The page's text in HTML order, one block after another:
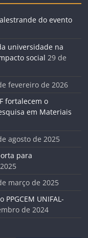
do evento
universidade na
social 29 de
fevereiro de 2026
fortalecem o
em Materiais
agosto de 2025
para
março de 2025
UNIFAL-
de 2024